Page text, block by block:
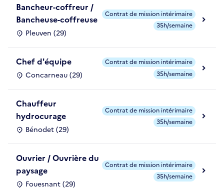
Bancheur-coffreur /
Bancheuse-coffreuse
Pleuven (29)
Contrat de mission intérimaire
35h/semaine
Chef d'équipe
Concarneau (29)
Contrat de mission intérimaire
35h/semaine
Chauffeur
hydrocurage
Bénodet (29)
Contrat de mission intérimaire
35h/semaine
Ouvrier / Ouvrière du
paysage
Fouesnant (29)
Contrat de mission intérimaire
35h/semaine